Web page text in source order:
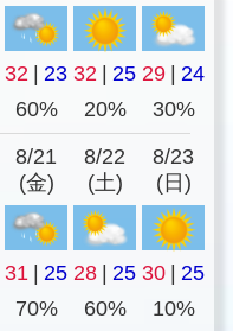
32 23 32 25 29
24
60% 20% 30%
8/21
(金)
8/22
(土)
8/23
(日)
31 25 28 25 30
25
70% 60%
10%